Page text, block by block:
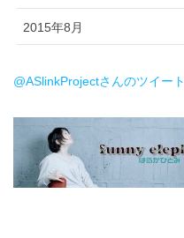
2015年8月
@ASlinkProjectさんのツイート